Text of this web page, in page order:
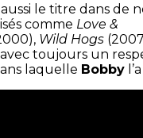
le titre dans de
comme Love &
Wild Hogs
avec toujours un
laquelle Bobby